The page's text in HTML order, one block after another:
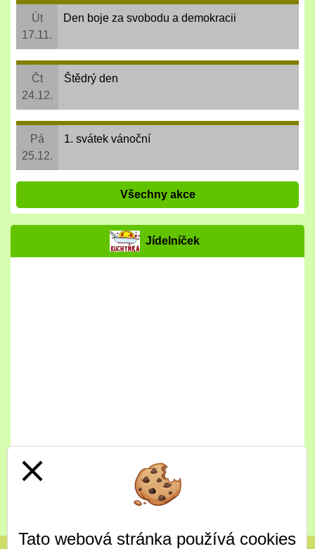
Út
17.11.
Den boje za svobodu a demokracii
Čt
24.12.
Štědrý den
Pá
25.12.
1. svátek vánoční
Všechny akce
Jídelníček
Celý jídelníček
close
Tato webová stránka používá cookies